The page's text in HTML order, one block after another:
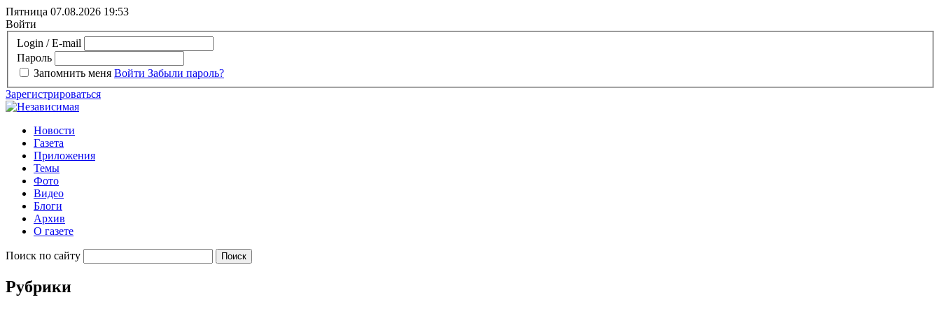
Пятница 07.08.2026 19:53
Войти
Login / E-mail
Пароль
Запомнить меня Войти Забыли пароль?
Зарегистрироваться
Новости
Газета
Приложения
Темы
Фото
Видео
Блоги
Архив
О газете
Поиск по сайту
Рубрики